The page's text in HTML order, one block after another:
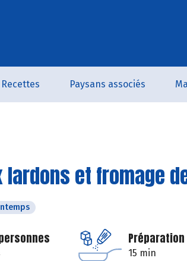
Recettes Paysans associés
lardons et fromage
Préparation
15 min